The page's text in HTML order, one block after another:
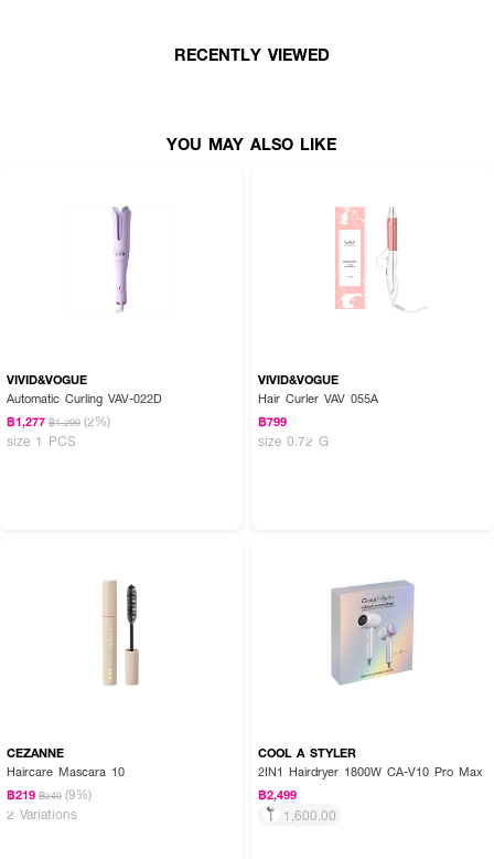
RECENTLY VIEWED
YOU MAY ALSO LIKE
VIVID&VOGUE
Automatic Curling VAV-022D
฿1,277 ฿1,299 (2%)
size 1 PCS
VIVID&VOGUE
Hair Curler VAV 055A
฿799
size 0.72 G
CEZANNE
Haircare Mascara 10
฿219 ฿240 (9%)
2 Variations
COOL A STYLER
2IN1 Hairdryer 1800W CA-V10 Pro Max
฿2,499
1,600.00